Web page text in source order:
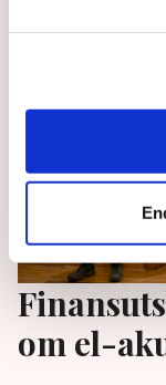
om el-